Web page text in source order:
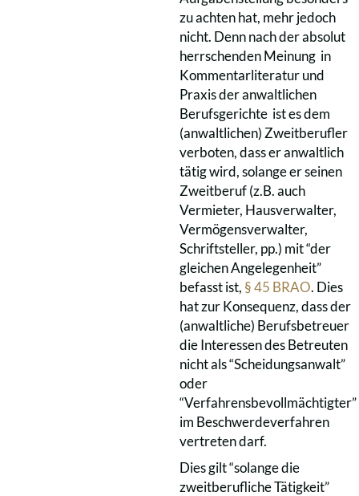
zu achten hat, mehr jedoch
nicht. Denn nach der absolut
herrschenden Meinung in
Kommentarliteratur und
Praxis der anwaltlichen
Berufsgerichte ist es dem
(anwaltlichen) Zweitberufler
verboten, dass er anwaltlich
tätig wird, solange er seinen
Zweitberuf (z.B. auch
Vermieter, Hausverwalter,
Vermögensverwalter,
Schriftsteller, pp.) mit “der
gleichen Angelegenheit”
befasst ist, § 45 BRAO. Dies
hat zur Konsequenz, dass der
(anwaltliche) Berufsbetreuer
die Interessen des Betreuten
nicht als “Scheidungsanwalt”
oder
“Verfahrensbevollmächtigter”
im Beschwerdeverfahren
vertreten darf.
Dies gilt “solange die
zweitberufliche Tätigkeit”